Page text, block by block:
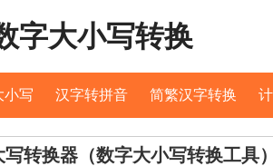
字大小写转换
小写 汉字转拼音 简繁汉字转换
转换器（数字大小写转换工具）